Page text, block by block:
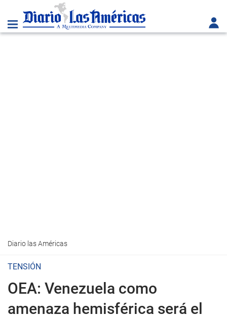
Diario las Américas
TENSIÓN
OEA: Venezuela como
amenaza hemisférica será el